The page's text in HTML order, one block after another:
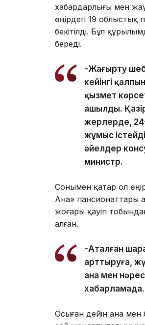
хабардарлығы мен
өңірдегі 19
бекітілді. Бұл
береді.
-Жаңғырту
кейінгі
қызмет
ашылды.
жерлерде,
жұмыс
әйелдер
министр.
Сонымен қатар ол
Ана» пансионаттары
жоғары қауіп
алған.
-Аталған
арттыруға,
ана мен
хабарламада.
Осыған дейін ана